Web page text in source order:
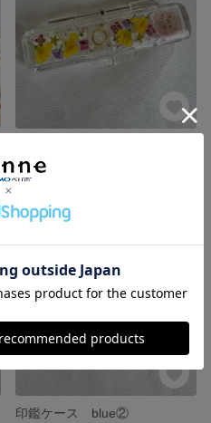
1,200円
印鑑ケース blue②